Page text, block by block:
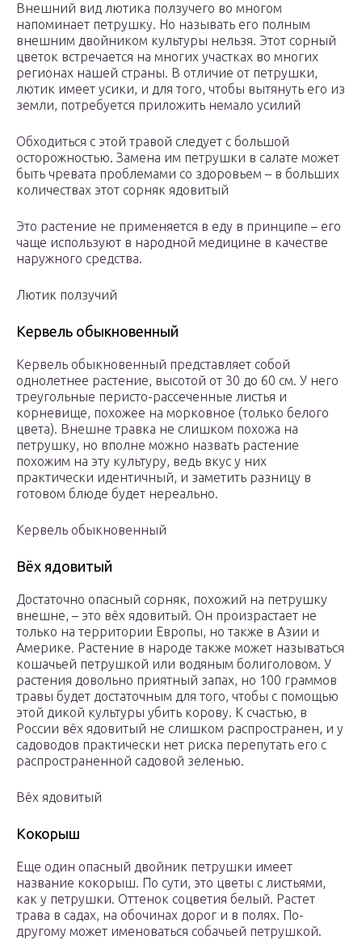
Внешний вид лютика ползучего во многом
напоминает петрушку. Но называть его полным
внешним двойником культуры нельзя. Этот сорный
цветок встречается на многих участках во многих
регионах нашей страны. В отличие от петрушки,
лютик имеет усики, и для того, чтобы вытянуть его из
земли, потребуется приложить немало усилий
Обходиться с этой травой следует с большой
осторожностью. Замена им петрушки в салате может
быть чревата проблемами со здоровьем – в больших
количествах этот сорняк ядовитый
Это растение не применяется в еду в принципе – его
чаще используют в народной медицине в качестве
наружного средства.
Лютик ползучий
Кервель обыкновенный
Кервель обыкновенный представляет собой
однолетнее растение, высотой от 30 до 60 см. У него
треугольные перисто-рассеченные листья и
корневище, похожее на морковное (только белого
цвета). Внешне травка не слишком похожа на
петрушку, но вполне можно назвать растение
похожим на эту культуру, ведь вкус у них
практически идентичный, и заметить разницу в
готовом блюде будет нереально.
Кервель обыкновенный
Вёх ядовитый
Достаточно опасный сорняк, похожий на петрушку
внешне, – это вёх ядовитый. Он произрастает не
только на территории Европы, но также в Азии и
Америке. Растение в народе также может называться
кошачьей петрушкой или водяным болиголовом. У
растения довольно приятный запах, но 100 граммов
травы будет достаточным для того, чтобы с помощью
этой дикой культуры убить корову. К счастью, в
России вёх ядовитый не слишком распространен, и у
садоводов практически нет риска перепутать его с
распространенной садовой зеленью.
Вёх ядовитый
Кокорыш
Еще один опасный двойник петрушки имеет
название кокорыш. По сути, это цветы с листьями,
как у петрушки. Оттенок соцветия белый. Растет
трава в садах, на обочинах дорог и в полях. По-
другому может именоваться собачьей петрушкой.